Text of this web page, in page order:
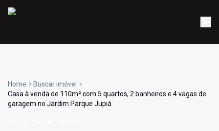
Home
Buscar imóvel
Casa à venda de 110m² com 5 quartos, 2 banheiros e 4 vagas de
garagem no Jardim Parque Jupiá